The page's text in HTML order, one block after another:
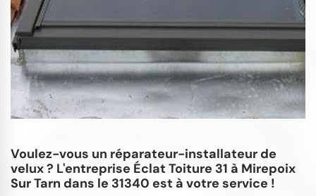
Voulez-vous un réparateur-installateur de
velux ? L'entreprise Éclat Toiture 31 à Mirepoix
Sur Tarn dans le 31340 est à votre service !